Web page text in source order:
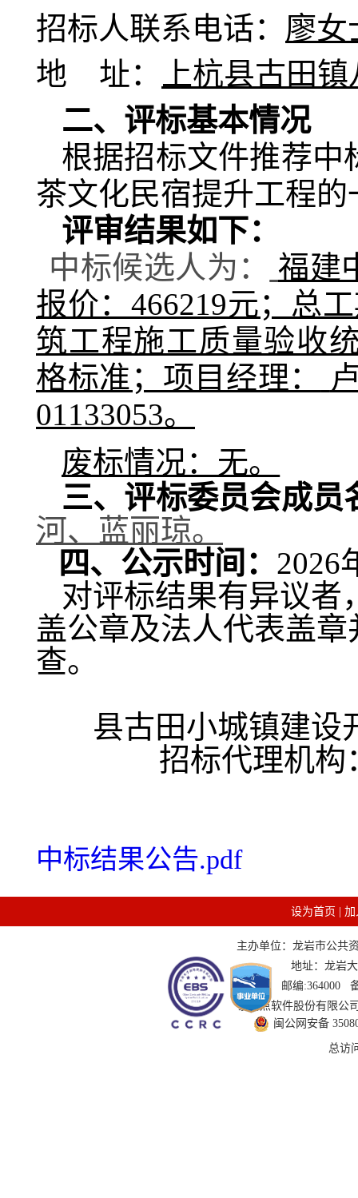
招标人联系电话： 廖女
地 址：
上杭县古田
二、 评标基本情况
根据招标文件推荐中
茶文化民宿提升工程的
评审结果如下：
中标候选人为 ：
福建
报价：466219元；总
筑工程施工质量验收
格标准；项目经理：
01133053。
废标情况：无。
三、评标委员会成员
河、蓝丽琼。
四、公示时间： 2026
对评标结果有异议者
盖公章及法人代表盖
查。
县古田小城镇建设
招标代理机构
中标结果公告.pdf
设为首页 加
主办单位：龙岩市公共
地址：龙岩
邮编:364000
技术支持：国泰新点软件股份有限
闽公网安备
总访